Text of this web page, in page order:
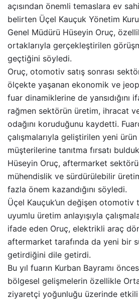
açısından önemli temaslara ev
belirten Üçel Kauçuk Yönetim
Genel Müdürü Hüseyin Oruç,
ortaklarıyla gerçekleştirilen
geçtiğini söyledi.
Oruç, otomotiv satış sonrası
ölçekte yaşanan ekonomik ve
fuar dinamiklerine de yansıdığını
rağmen sektörün üretim, ihracat
odağını koruduğunu kaydetti.
çalışmalarıyla geliştirilen yeni ürün
müşterilerine tanıtma fırsatı
Hüseyin Oruç, aftermarket
mühendislik ve sürdürülebilir
fazla önem kazandığını söyledi.
Üçel Kauçuk’un değişen otomotiv
uyumlu üretim anlayışıyla
ifade eden Oruç, elektrikli araç
aftermarket tarafında da yeni bir
getirdiğini dile getirdi.
Bu yıl fuarın Kurban Bayramı
bölgesel gelişmelerin özellikle
ziyaretçi yoğunluğu üzerinde